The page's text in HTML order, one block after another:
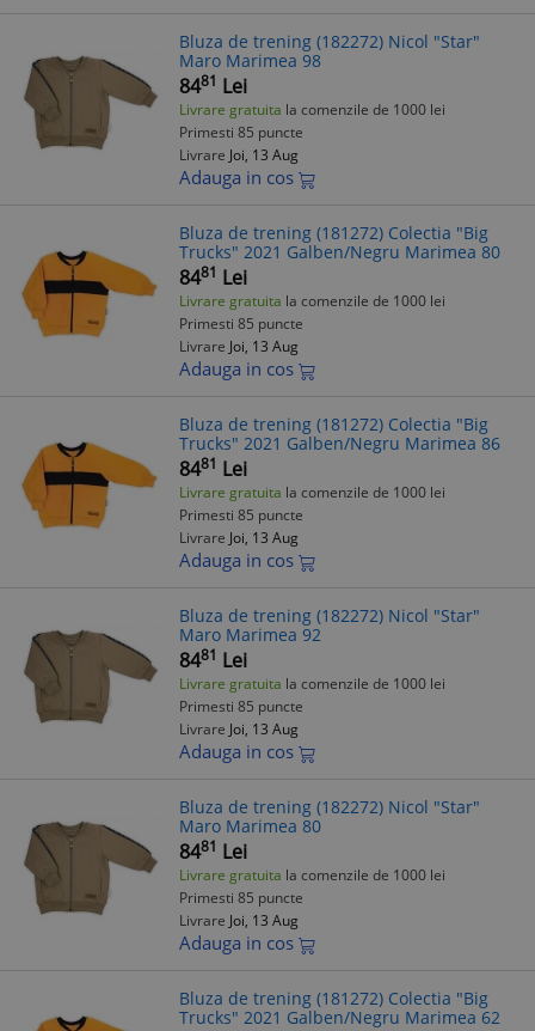
Bluza de trening (182272) Nicol "Star"
Maro Marimea 98
8481 Lei
Livrare gratuita la comenzile de 1000 lei
Primesti 85 puncte
Livrare Joi, 13 Aug
Adauga in cos
Bluza de trening (181272) Colectia "Big
Trucks" 2021 Galben/Negru Marimea 80
8481 Lei
Livrare gratuita la comenzile de 1000 lei
Primesti 85 puncte
Livrare Joi, 13 Aug
Adauga in cos
Bluza de trening (181272) Colectia "Big
Trucks" 2021 Galben/Negru Marimea 86
8481 Lei
Livrare gratuita la comenzile de 1000 lei
Primesti 85 puncte
Livrare Joi, 13 Aug
Adauga in cos
Bluza de trening (182272) Nicol "Star"
Maro Marimea 92
8481 Lei
Livrare gratuita la comenzile de 1000 lei
Primesti 85 puncte
Livrare Joi, 13 Aug
Adauga in cos
Bluza de trening (182272) Nicol "Star"
Maro Marimea 80
8481 Lei
Livrare gratuita la comenzile de 1000 lei
Primesti 85 puncte
Livrare Joi, 13 Aug
Adauga in cos
Bluza de trening (181272) Colectia "Big
Trucks" 2021 Galben/Negru Marimea 62